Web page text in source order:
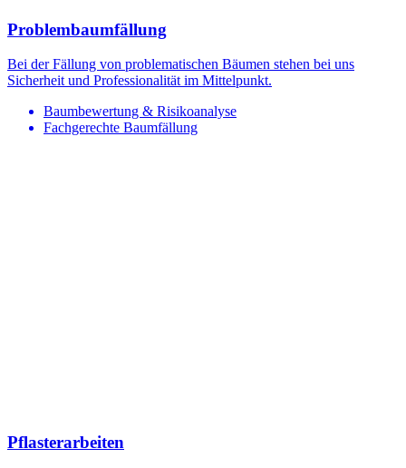
Problembaumfällung
Bei der Fällung von problematischen Bäumen stehen bei uns
Sicherheit und Professionalität im Mittelpunkt.
Baumbewertung & Risikoanalyse
Fachgerechte Baumfällung
Pflasterarbeiten